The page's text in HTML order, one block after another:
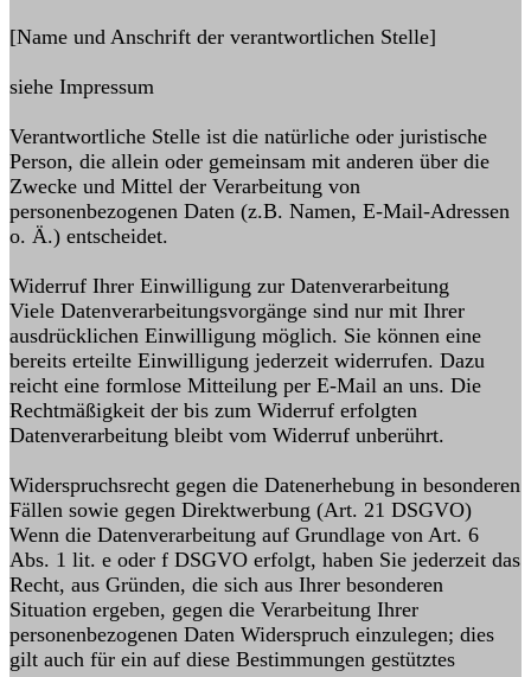
[Name und Anschrift der verantwortlichen Stelle]
siehe Impressum
Verantwortliche Stelle ist die natürliche oder juristische
Person, die allein oder gemeinsam mit anderen über die
Zwecke und Mittel der Verarbeitung von
personenbezogenen Daten (z.B. Namen, E-Mail-Adressen
o. Ä.) entscheidet.
Widerruf Ihrer Einwilligung zur Datenverarbeitung
Viele Datenverarbeitungsvorgänge sind nur mit Ihrer
ausdrücklichen Einwilligung möglich. Sie können eine
bereits erteilte Einwilligung jederzeit widerrufen. Dazu
reicht eine formlose Mitteilung per E-Mail an uns. Die
Rechtmäßigkeit der bis zum Widerruf erfolgten
Datenverarbeitung bleibt vom Widerruf unberührt.
Widerspruchsrecht gegen die Datenerhebung in besonderen
Fällen sowie gegen Direktwerbung (Art. 21 DSGVO)
Wenn die Datenverarbeitung auf Grundlage von Art. 6
Abs. 1 lit. e oder f DSGVO erfolgt, haben Sie jederzeit das
Recht, aus Gründen, die sich aus Ihrer besonderen
Situation ergeben, gegen die Verarbeitung Ihrer
personenbezogenen Daten Widerspruch einzulegen; dies
gilt auch für ein auf diese Bestimmungen gestütztes